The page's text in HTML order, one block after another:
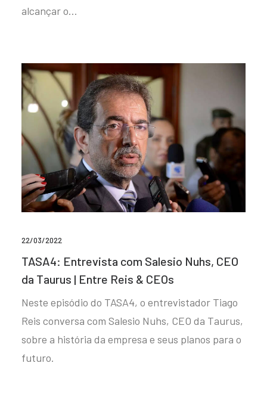
alcançar o…
22/03/2022
TASA4: Entrevista com Salesio Nuhs, CEO
da Taurus | Entre Reis & CEOs
Neste episódio do TASA4, o entrevistador Tiago
Reis conversa com Salesio Nuhs, CEO da Taurus,
sobre a história da empresa e seus planos para o
futuro.